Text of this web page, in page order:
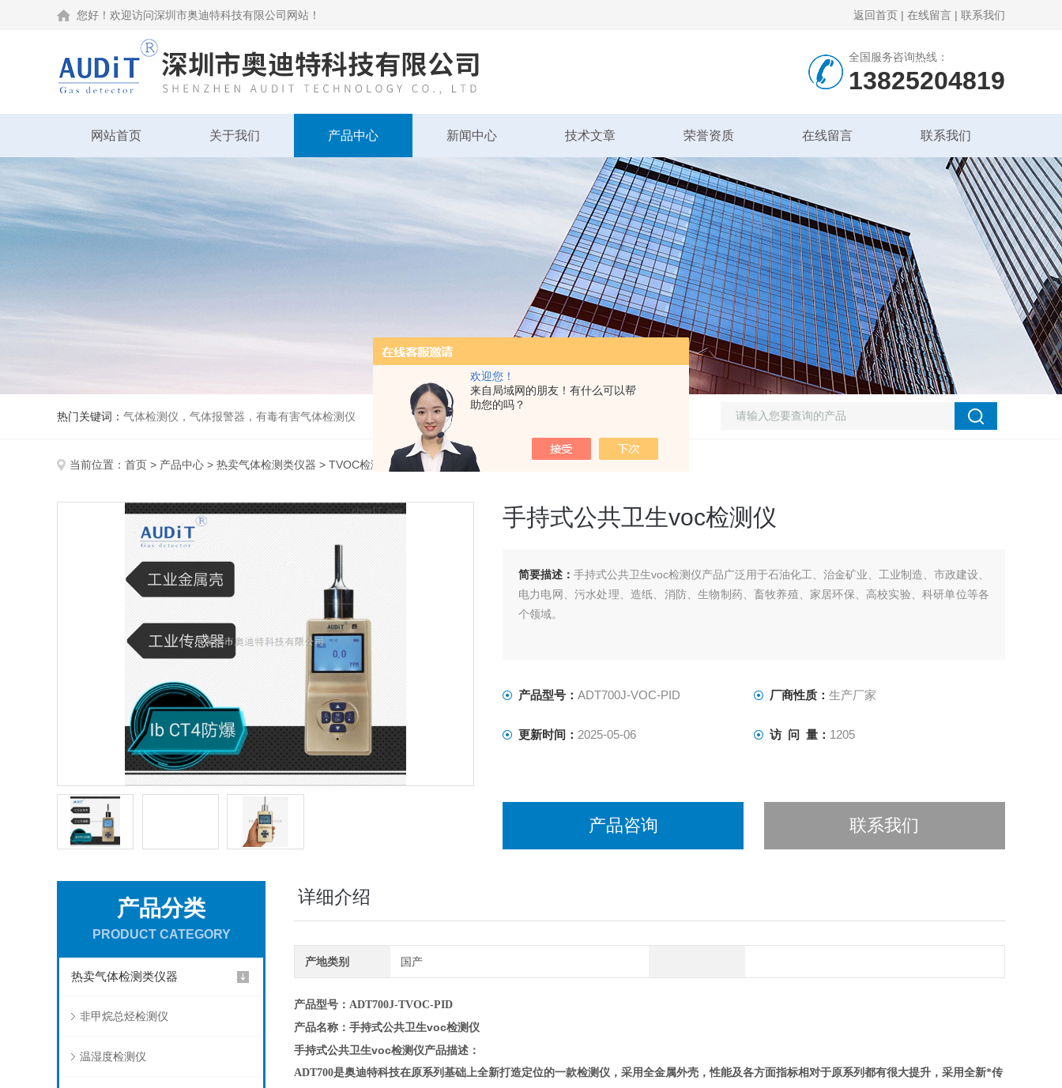
欢迎您！
来自局域网的朋友！有什么可以帮
助您的吗？
您好！欢迎访问深圳市奥迪特科技有限公司网站！ 返回首页 | 在线留言 | 联系我们
全国服务咨询热线：
13825204819
网站首页 关于我们 产品中心 新闻中心 技术文章 荣誉资质 在线留言 联系我们
热门关键词： 气体检测仪，气体报警器，有毒有害气体检测仪
当前位置： 首页 > 产品中心 > 热卖气体检测类仪器 > TVOC检测仪 > ADT700J-VOC-PID手持式公共卫生voc检测仪
手持式公共卫生voc检测仪
简要描述： 手持式公共卫生voc检测仪产品广泛用于石油化工、治金矿业、工业制造、市政建设、
电力电网、污水处理、造纸、消防、生物制药、畜牧养殖、家居环保、高校实验、科研单位等各
个领域。
产品型号： ADT700J-VOC-PID 厂商性质： 生产厂家
更新时间： 2025-05-06 访 问 量： 1205
产品咨询 联系我们
产品分类
PRODUCT CATEGORY
热卖气体检测类仪器
非甲烷总烃检测仪
温湿度检测仪
详细介绍
产地类别 国产
产品型号 ：ADT700J-TVOC-PID
产品名称 ： 手持式公共卫生voc检测仪
手持式公共卫生voc检测仪产品描述 ：
ADT700是奥迪特科技在原系列基础上全新打造定位的一款检测仪，采用全金属外壳，性能及各方面指标相对于原系列都有很大提升，采用全新*传